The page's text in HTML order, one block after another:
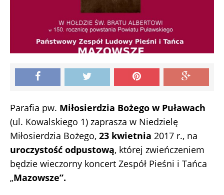
Parafia pw. Miłosierdzia Bożego w Puławach
(ul. Kowalskiego 1) zaprasza w Niedzielę
Miłosierdzia Bożego, 23 kwietnia 2017 r., na
uroczystość odpustową, której zwieńczeniem
będzie wieczorny koncert Zespół Pieśni i Tańca
„Mazowsze”.